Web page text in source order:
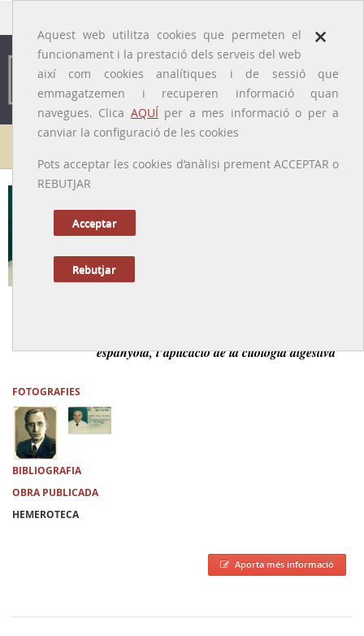
×
Aquest web utilitza cookies que permeten el
funcionament i la prestació dels serveis del web
així com cookies analítiques i de sessió que
emmagatzemen i recuperen informació quan
navegues. Clica AQUÍper a mes informació o per a
canviar la configuració de les cookies
Pots acceptar les cookies d’anàlisi prement ACCEPTAR o
REBUTJAR
Acceptar
Rebutjar
Galeria de metges
espanyola, l’aplicació de la citologia digestiva
FOTOGRAFIES
BIBLIOGRAFIA
OBRA PUBLICADA
HEMEROTECA
Aporta més informació